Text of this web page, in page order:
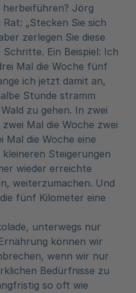
herbeiführen? Jörg
„Stecken Sie sich
zerlegen Sie diese
Ein Beispiel: Ich
Mal die Woche fünf
ich jetzt damit an,
Stunde stramm
zu gehen. In zwei
Mal die Woche zwei
Mal die Woche eine
kleineren Steigerungen
wieder erreichte
weiterzumachen. Und
fünf Kilometer eine
unterwegs nur
können wir
wenn wir nur
Bedürfnisse zu
so oft wie